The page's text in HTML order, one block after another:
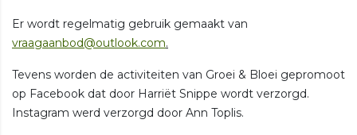
Er wordt regelmatig gebruik gemaakt van
vraagaanbod@outlook.com.
Tevens worden de activiteiten van Groei & Bloei gepromoot
op Facebook dat door Harriët Snippe wordt verzorgd.
Instagram werd verzorgd door Ann Toplis.